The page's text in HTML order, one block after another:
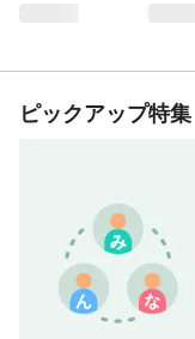
ピックアップ特集